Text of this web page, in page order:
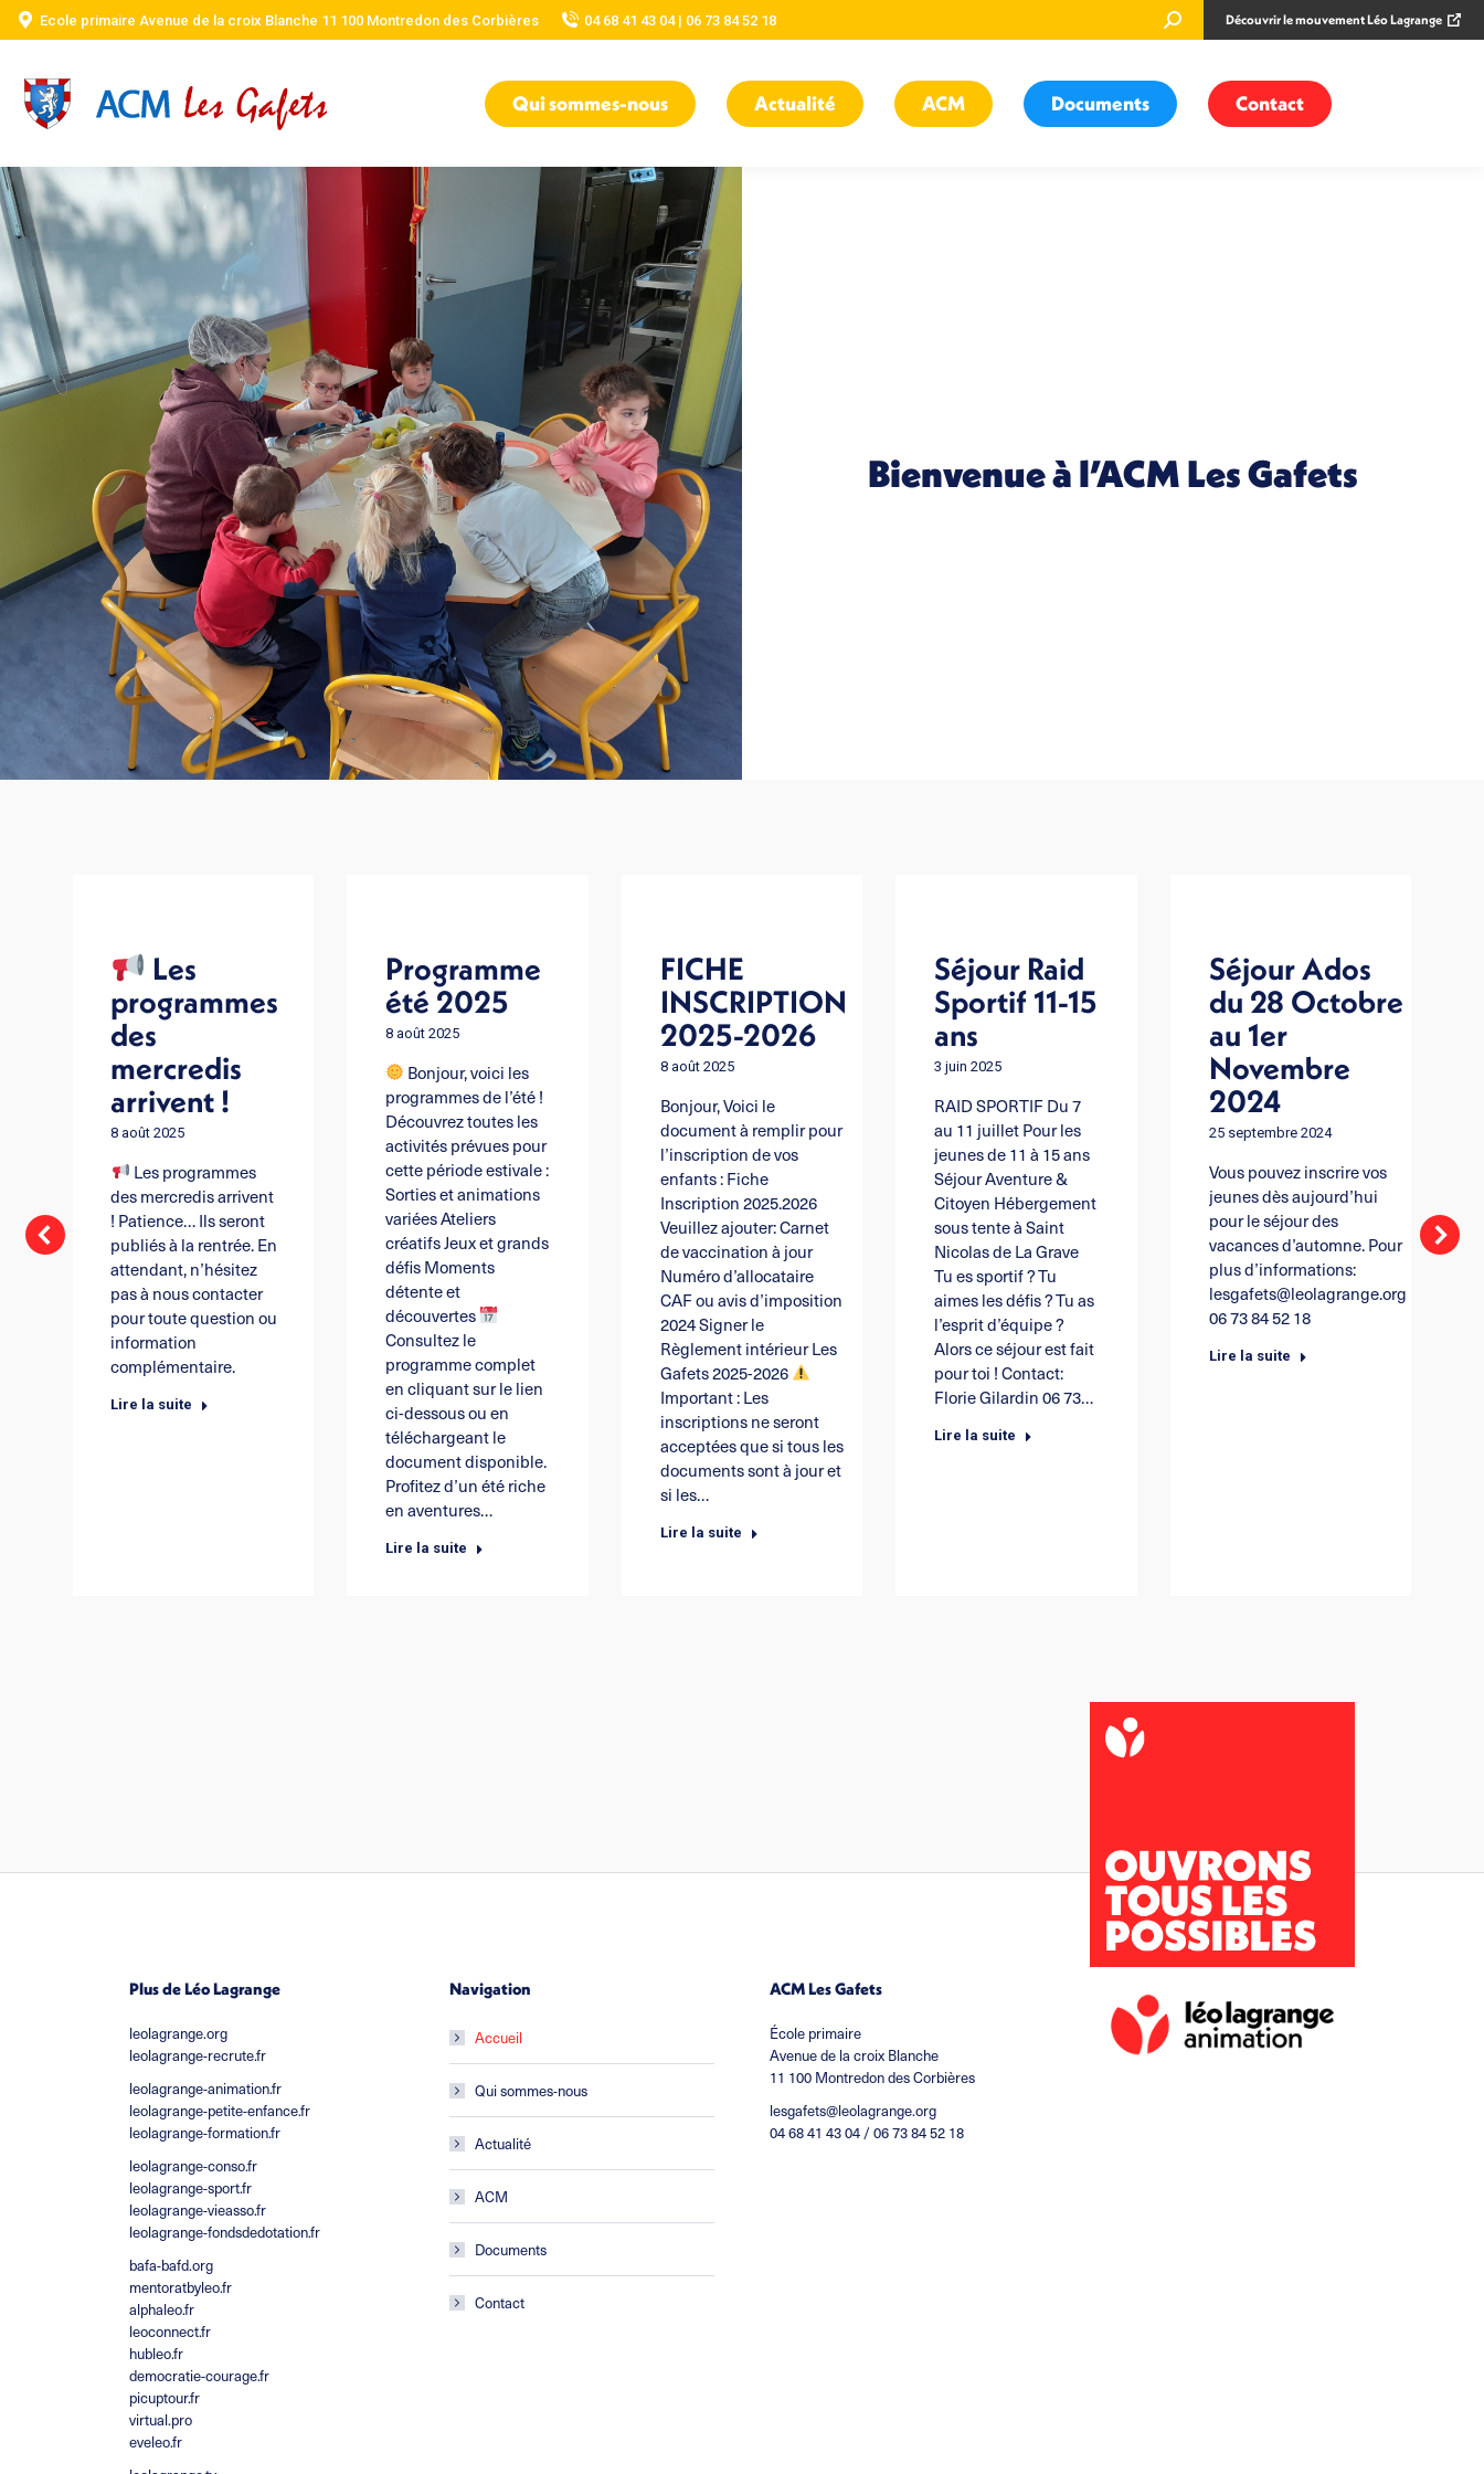
Ecole primaire Avenue de la croix Blanche 11 100 Montredon des Corbières 04 68 41 43 04 | 06 73 84 52 18
Recherche
:
Découvrir le mouvement Léo Lagrange
Qui sommes-nous Actualité ACM Documents Contact
Bienvenue à l’ACM Les Gafets
Les
programmes
des
mercredis
arrivent !
8 août 2025
Les programmes
des mercredis arrivent
! Patience… Ils seront
publiés à la rentrée. En
attendant, n’hésitez
pas à nous contacter
pour toute question ou
information
complémentaire.
Lire la suite
Programme
été 2025
8 août 2025
Bonjour, voici les
programmes de l’été !
Découvrez toutes les
activités prévues pour
cette période estivale :
Sorties et animations
variées Ateliers
créatifs Jeux et grands
défis Moments
détente et
découvertes
Consultez le
programme complet
en cliquant sur le lien
ci-dessous ou en
téléchargeant le
document disponible.
Profitez d’un été riche
en aventures…
Lire la suite
FICHE
INSCRIPTION
2025-2026
8 août 2025
Bonjour, Voici le
document à remplir pour
l’inscription de vos
enfants : Fiche
Inscription 2025.2026
Veuillez ajouter: Carnet
de vaccination à jour
Numéro d’allocataire
CAF ou avis d’imposition
2024 Signer le
Règlement intérieur Les
Gafets 2025-2026
Important : Les
inscriptions ne seront
acceptées que si tous les
documents sont à jour et
si les…
Lire la suite
Séjour Raid
Sportif 11-15
ans
3 juin 2025
RAID SPORTIF Du 7
au 11 juillet Pour les
jeunes de 11 à 15 ans
Séjour Aventure &
Citoyen Hébergement
sous tente à Saint
Nicolas de La Grave
Tu es sportif ? Tu
aimes les défis ? Tu as
l’esprit d’équipe ?
Alors ce séjour est fait
pour toi ! Contact:
Florie Gilardin 06 73…
Lire la suite
Séjour Ados
du 28 Octobre
au 1er
Novembre
2024
25 septembre 2024
Vous pouvez inscrire vos
jeunes dès aujourd’hui
pour le séjour des
vacances d’automne. Pour
plus d’informations:
lesgafets@leolagrange.org
06 73 84 52 18
Lire la suite
Plus de Léo Lagrange
leolagrange.org
leolagrange-recrute.fr
leolagrange-animation.fr
leolagrange-petite-enfance.fr
leolagrange-formation.fr
leolagrange-conso.fr
leolagrange-sport.fr
leolagrange-vieasso.fr
leolagrange-fondsdedotation.fr
bafa-bafd.org
mentoratbyleo.fr
alphaleo.fr
leoconnect.fr
hubleo.fr
democratie-courage.fr
picuptour.fr
virtual.pro
eveleo.fr
Navigation
Accueil
Qui sommes-nous
Actualité
ACM
Documents
Contact
ACM Les Gafets
École primaire
Avenue de la croix Blanche
11 100 Montredon des Corbières
lesgafets@leolagrange.org
04 68 41 43 04 / 06 73 84 52 18